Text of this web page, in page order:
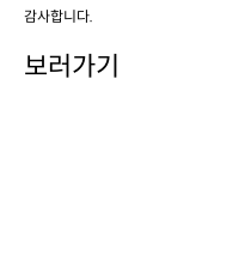
감사합니다.
보러가기